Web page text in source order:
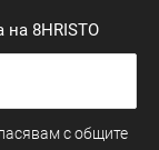
8HRISTO
с общите